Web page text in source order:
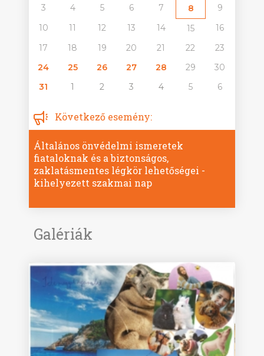
3 4 5 6 7 8
9
10
11 12 13 14 15
16
17
18 19 20 21 22
23
24
25 26 27 28 29
30
31
1 2 3 4 5 6
Következő esemény:
Általános önvédelmi ismeretek
fiataloknak és a biztonságos,
zaklatásmentes légkör lehetőségei -
kihelyezett szakmai nap
Galériák